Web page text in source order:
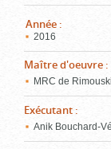
Année :
2016
Maître d'oeuvre :
MRC de
Exécutant :
Anik Bouchard-